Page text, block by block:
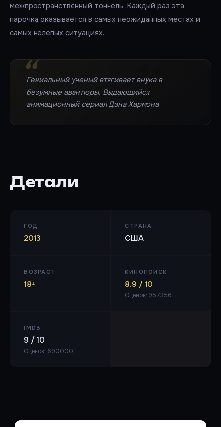
межпространственный тоннель. Каждый раз эта
парочка оказывается в самых неожиданных местах и
самых нелепых ситуациях.
Гениальный ученый втягивает внука в
безумные авантюры. Выдающийся
анимационный сериал Дэна Хармона
Детали
ГОД
2013
СТРАНА
США
ВОЗРАСТ
18+
КИНОПОИСК
8.9 / 10
Оценок: 957356
IMDB
9 / 10
Оценок: 690000